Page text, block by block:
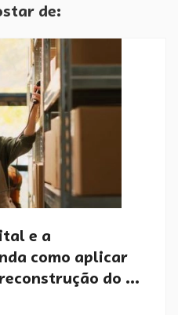
de:
e a
como aplicar
do ...